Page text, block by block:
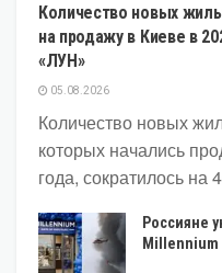
Количество новых
на продажу в Киеве в
«ЛУН»
05.08.2026
Количество новых
которых начались
года, сократилось на
Россияне